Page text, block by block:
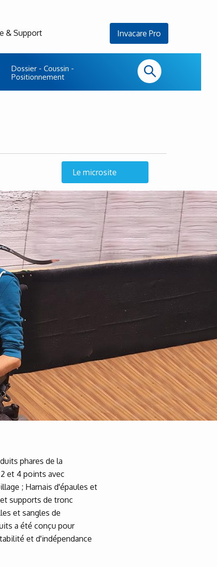
Dossier - Coussin -
Positionnement
& Support Invacare Pro
Le microsite
phares de la
et 4 points avec
; Harnais d'épaules et
supports de tronc
et sangles de
a été conçu pour
et d'indépendance